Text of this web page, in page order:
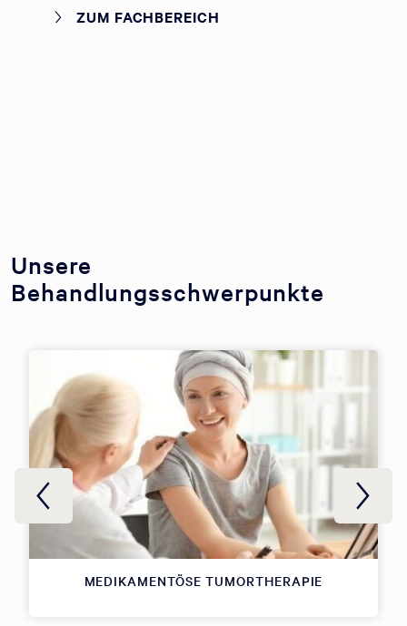
ZUM FACHBEREICH
Unsere
Behandlungsschwerpunkte
MEDIKAMENTÖSE TUMORTHERAPIE